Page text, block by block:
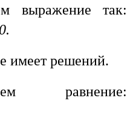
выражение так:
имеет решений.
равнение: